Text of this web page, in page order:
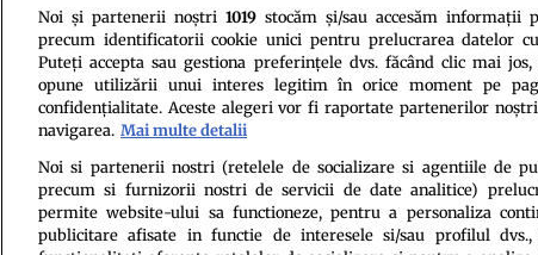
Sursa foto: Shutterstock
Politica de
Noi și partenerii noștri 1019stocăm și/sau accesăm informații
precum identificatorii cookie unici pentru prelucrarea datelor
Puteți accepta sau gestiona preferințele dvs. făcând clic mai
opune utilizării unui interes legitim în orice moment pe
confidențialitate. Aceste alegeri vor fi raportate partenerilor
navigarea. Mai multe detalii
Noi si partenerii nostri (retelele de socializare si agentiile de
precum si furnizorii nostri de servicii de date analitice)
permite website-ului sa functioneze, pentru a personaliza
publicitare afisate in functie de interesele si/sau profilul